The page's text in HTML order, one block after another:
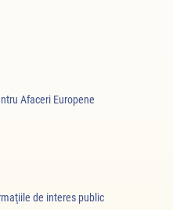
Afaceri Europene
de interes public